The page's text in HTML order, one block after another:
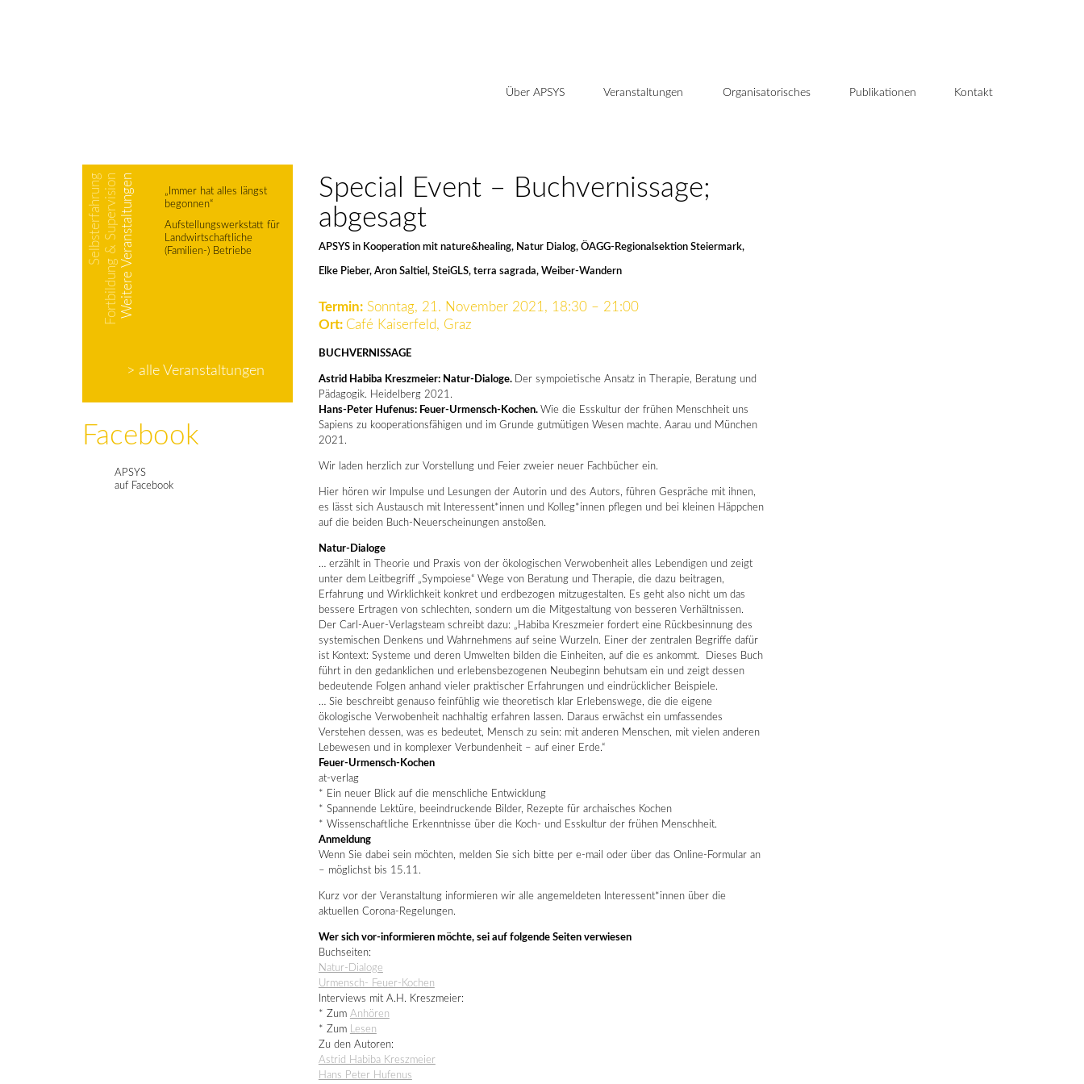
Über APSYS Veranstaltungen Organisatorisches Publikationen Kontakt
SelbsterfahrungFortbildung & SupervisionWeitere Veranstaltungen
„Immer hat alles längst
begonnen“
Aufstellungswerkstatt für
Landwirtschaftliche
(Familien-) Betriebe
> alle Veranstaltungen
Facebook
APSYS
auf Facebook
Special Event – Buchvernissage;
abgesagt
APSYS in Kooperation mit nature&healing, Natur Dialog, ÖAGG-Regionalsektion Steiermark,
Elke Pieber, Aron Saltiel, SteiGLS, terra sagrada, Weiber-Wandern
Termin:Sonntag, 21. November 2021, 18:30 – 21:00
Ort: Café Kaiserfeld, Graz
BUCHVERNISSAGE
Astrid Habiba Kreszmeier: Natur-Dialoge. Der sympoietische Ansatz in Therapie, Beratung und
Pädagogik. Heidelberg 2021.
Hans-Peter Hufenus: Feuer-Urmensch-Kochen. Wie die Esskultur der frühen Menschheit uns
Sapiens zu kooperationsfähigen und im Grunde gutmütigen Wesen machte. Aarau und München
2021.
Wir laden herzlich zur Vorstellung und Feier zweier neuer Fachbücher ein.
Hier hören wir Impulse und Lesungen der Autorin und des Autors, führen Gespräche mit ihnen,
es lässt sich Austausch mit Interessent*innen und Kolleg*innen pflegen und bei kleinen Häppchen
auf die beiden Buch-Neuerscheinungen anstoßen.
Natur-Dialoge
… erzählt in Theorie und Praxis von der ökologischen Verwobenheit alles Lebendigen und zeigt
unter dem Leitbegriff „Sympoiese“ Wege von Beratung und Therapie, die dazu beitragen,
Erfahrung und Wirklichkeit konkret und erdbezogen mitzugestalten. Es geht also nicht um das
bessere Ertragen von schlechten, sondern um die Mitgestaltung von besseren Verhältnissen.
Der Carl-Auer-Verlagsteam schreibt dazu: „Habiba Kreszmeier fordert eine Rückbesinnung des
systemischen Denkens und Wahrnehmens auf seine Wurzeln. Einer der zentralen Begriffe dafür
ist Kontext: Systeme und deren Umwelten bilden die Einheiten, auf die es ankommt. Dieses Buch
führt in den gedanklichen und erlebensbezogenen Neubeginn behutsam ein und zeigt dessen
bedeutende Folgen anhand vieler praktischer Erfahrungen und eindrücklicher Beispiele.
… Sie beschreibt genauso feinfühlig wie theoretisch klar Erlebenswege, die die eigene
ökologische Verwobenheit nachhaltig erfahren lassen. Daraus erwächst ein umfassendes
Verstehen dessen, was es bedeutet, Mensch zu sein: mit anderen Menschen, mit vielen anderen
Lebewesen und in komplexer Verbundenheit – auf einer Erde.“
Feuer-Urmensch-Kochen
at-verlag
* Ein neuer Blick auf die menschliche Entwicklung
* Spannende Lektüre, beeindruckende Bilder, Rezepte für archaisches Kochen
* Wissenschaftliche Erkenntnisse über die Koch- und Esskultur der frühen Menschheit.
Anmeldung
Wenn Sie dabei sein möchten, melden Sie sich bitte per e-mail oder über das Online-Formular an
– möglichst bis 15.11.
Kurz vor der Veranstaltung informieren wir alle angemeldeten Interessent*innen über die
aktuellen Corona-Regelungen.
Wer sich vor-informieren möchte, sei auf folgende Seiten verwiesen
Buchseiten:
Natur-Dialoge
Urmensch- Feuer-Kochen
Interviews mit A.H. Kreszmeier:
* Zum Anhören
* Zum Lesen
Zu den Autoren:
Astrid Habiba Kreszmeier
Hans Peter Hufenus